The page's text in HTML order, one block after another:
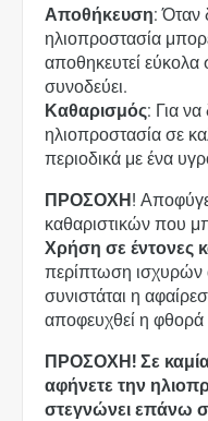
Αποθήκευση: Όταν
ηλιοπροστασία
αποθηκευτεί εύκολα
συνοδεύει.
Καθαρισμός: Για να
ηλιοπροστασία σε
περιοδικά με ένα
ΠΡΟΣΟΧΗ!
καθαριστικών που
Χρήση σε έντονες
περίπτωση ισχυρών
συνιστάται η
αποφευχθεί η
ΠΡΟΣΟΧΗ! Σε
αφήνετε την
στεγνώνει επάνω